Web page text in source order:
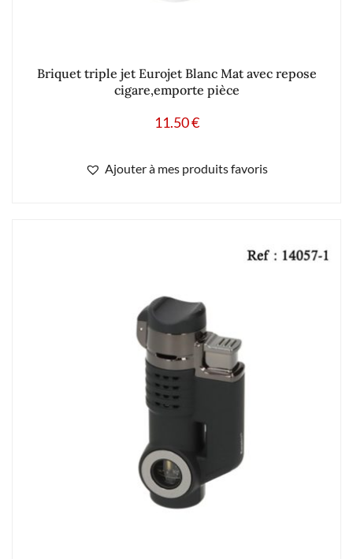
Briquet triple jet Eurojet Blanc Mat avec repose
cigare,emporte pièce
11.50€
Ajouter à mes produits favoris